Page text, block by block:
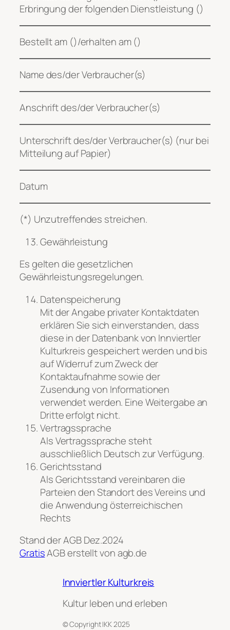
Erbringung der folgenden Dienstleistung ()
Bestellt am ()/erhalten am ()
Name des/der Verbraucher(s)
Anschrift des/der Verbraucher(s)
Unterschrift des/der Verbraucher(s) (nur bei
Mitteilung auf Papier)
Datum
(*) Unzutreffendes streichen.
Gewährleistung
Es gelten die gesetzlichen
Gewährleistungsregelungen.
Datenspeicherung
Mit der Angabe privater Kontaktdaten
erklären Sie sich einverstanden, dass
diese in der Datenbank von Innviertler
Kulturkreis gespeichert werden und bis
auf Widerruf zum Zweck der
Kontaktaufnahme sowie der
Zusendung von Informationen
verwendet werden. Eine Weitergabe an
Dritte erfolgt nicht.
Vertragssprache
Als Vertragssprache steht
ausschließlich Deutsch zur Verfügung.
Gerichtsstand
Als Gerichtsstand vereinbaren die
Parteien den Standort des Vereins und
die Anwendung österreichischen
Rechts
Stand der AGB Dez.2024
GratisAGB erstellt von agb.de
Innviertler Kulturkreis
Kultur leben und erleben
© Copyright IKK 2025